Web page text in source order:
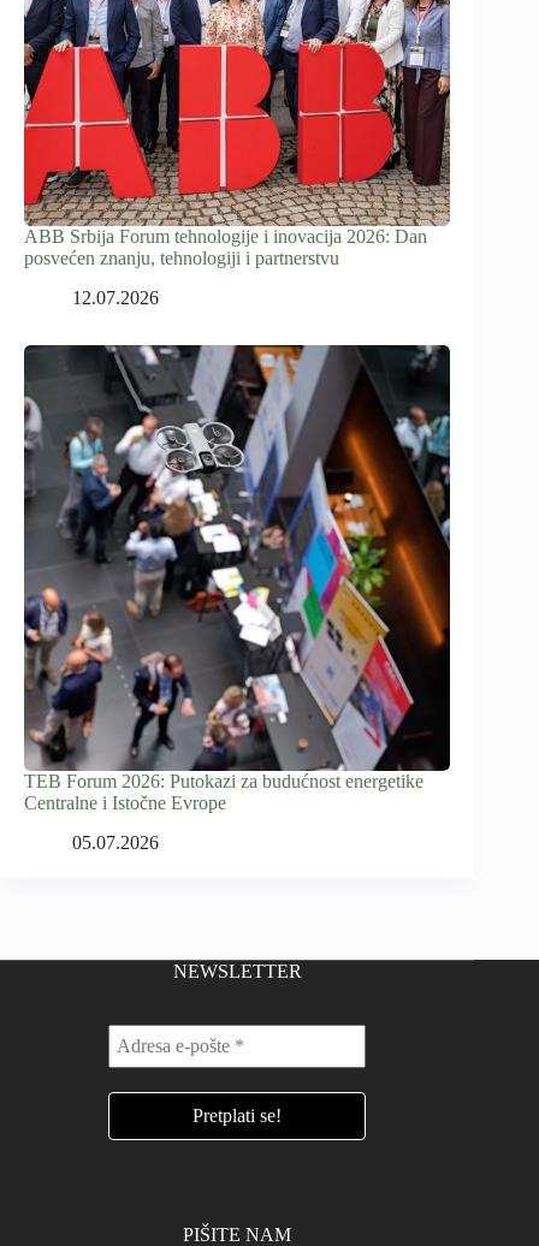
ABB Srbija Forum tehnologije i inovacija 2026: Dan
posvećen znanju, tehnologiji i partnerstvu
12.07.2026
TEB Forum 2026: Putokazi za budućnost energetike
Centralne i Istočne Evrope
05.07.2026
NEWSLETTER
PIŠITE NAM